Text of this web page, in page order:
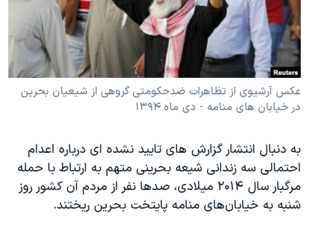
فرهنگ و زندگی
حقوق شهروندی
اقتصادی
علم و فناوری
اسرائیل در جنگ
آرشیو پخش زنده
مستندها
انتخابات ریاست جمهوری آمریکا ۲۰۲۴
حمله جمهوری اسلامی به اسرائیل
رمز مهسا
ورزش زنان در ایران
مجموعه مستندهای دادخواهی
تریبونال مردمی آبان ۹۸
دادگاه حمید نوری
دنبال کنید
زبانهای مختلف
عکس آرشیوی از تظاهرات ضدحکومتی گروهی از شیعیان بحرین
در خیابان های منامه - دی ماه ۱۳۹۴
به دنبال انتشار گزارش های تایید نشده ای درباره اعدام
احتمالی سه زندانی شیعه بحرینی متهم به ارتباط با حمله
مرگبار سال ۲۰۱۴ میلادی، صدها نفر از مردم آن کشور روز
شنبه به خیابان‌های منامه پایتخت بحرین ریختند.